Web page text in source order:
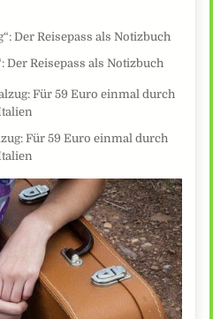
Der Reisepass als Notizbuch
Für 59 Euro einmal durch